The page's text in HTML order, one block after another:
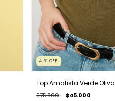
41%OFF
Top Amatista Verde Oliva
$75.800 $45.000